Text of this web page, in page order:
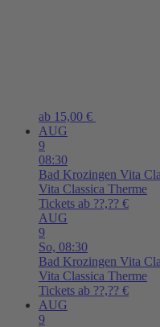
ab 15,00 €
AUG
9
08:30
Bad Krozingen Vita
Vita Classica Therme
Tickets ab ??,?? €
AUG
9
So, 08:30
Bad Krozingen Vita
Vita Classica Therme
Tickets ab ??,?? €
AUG
9